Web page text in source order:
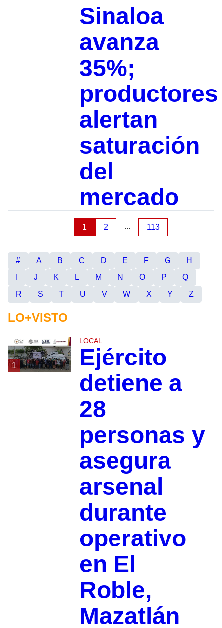
Sinaloa
avanza
35%;
productores
alertan
saturación
del
mercado
1 2 ... 113
# A B C D E F G
H
J K L M N O P
Q
R
S T U V W X Y Z
LO+VISTO
1
LOCAL
Ejército
detiene a
28
personas y
asegura
arsenal
durante
operativo
en El
Roble,
Mazatlán